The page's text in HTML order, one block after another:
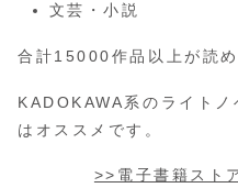
文芸・小説
合計15000作品以上が読め
KADOKAWA系のライト
はオススメです。
>>電子書籍スト